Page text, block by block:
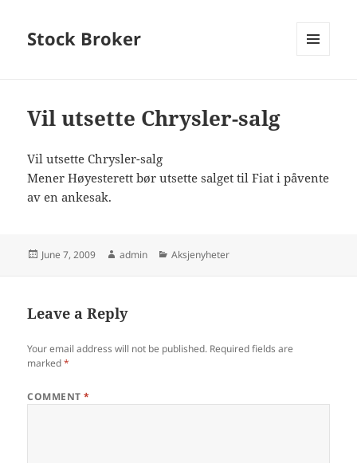
Stock Broker
Vil utsette Chrysler-salg
Vil utsette Chrysler-salg
Mener Høyesterett bør utsette salget til Fiat i påvente
av en ankesak.
Posted
June 7, 2009 Author
admin Categories
Aksjenyheter
Leave a Reply
Your email address will not be published. Required fields are
marked*
COMMENT*